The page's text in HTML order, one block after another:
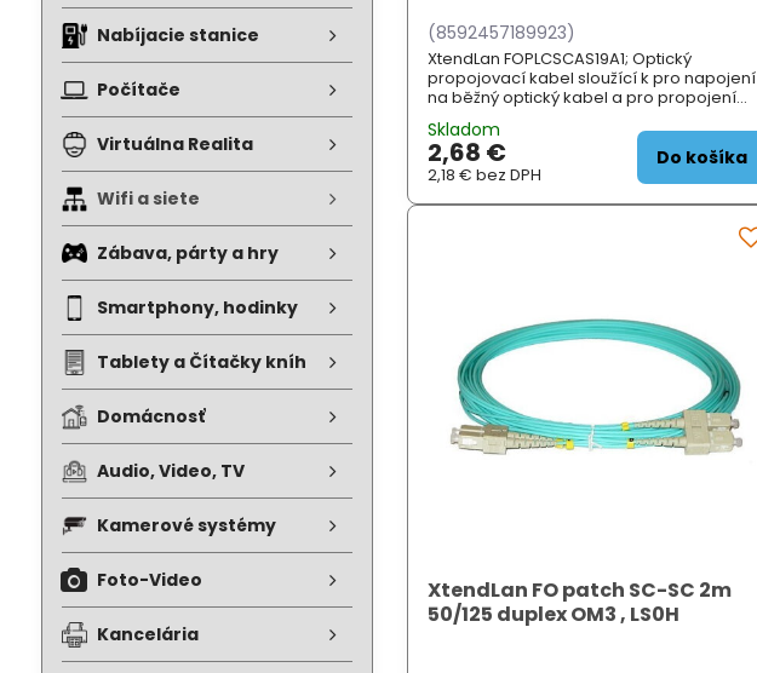
(8592457189923)
XtendLan FOPLCSCAS19A1; Optický
propojovací kabel sloužící k pro napojení
na běžný optický kabel a pro propojení
jednotlivých optický modulů.Použitý
ultraflexibilní optický kabel dovoluje velmi
malý poloměr ohybu...
Skladom
2,68 €
2,18 €bez DPH
Do košíka
XtendLan FO patch SC-SC 2m
50/125 duplex OM3 , LS0H
Nabíjacie stanice
Počítače
Virtuálna Realita
Wifi a siete
Zábava, párty a hry
Smartphony, hodinky
Tablety a Čítačky kníh
Domácnosť
Audio, Video, TV
Kamerové systémy
Foto-Video
Kancelária